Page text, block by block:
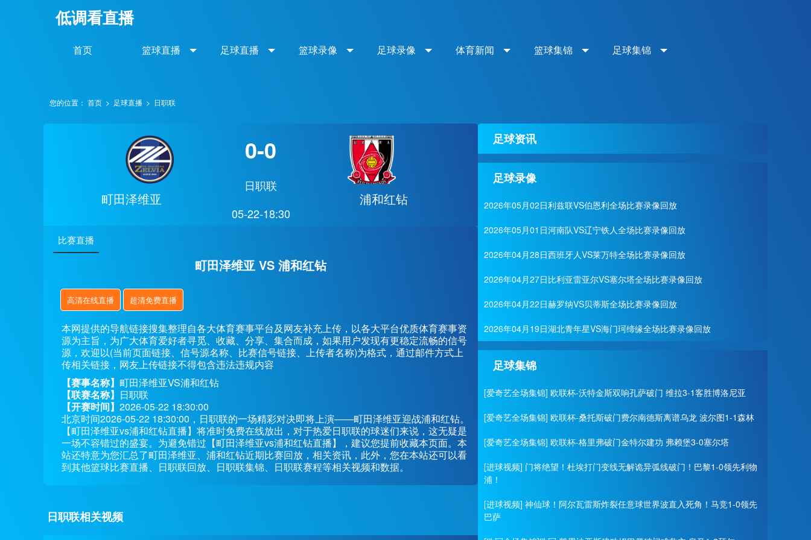
低调看直播
首页 篮球直播 足球直播 篮球录像 足球录像 体育新闻 篮球集锦 足球集锦
您的位置： 首页 > 足球直播 > 日职联
町田泽维亚
0-0
日职联
05-22-18:30
浦和红钻
比赛直播
町田泽维亚 VS 浦和红钻
高清在线直播 超清免费直播
本网提供的导航链接搜集整理自各大体育赛事平台及网友补充上传，以各大平台优质体育赛事资
源为主旨，为广大体育爱好者寻觅、收藏、分享、集合而成，如果用户发现有更稳定流畅的信号
源，欢迎以(当前页面链接、信号源名称、比赛信号链接、上传者名称)为格式，通过邮件方式上
传相关链接，网友上传链接不得包含违法违规内容
【赛事名称】 町田泽维亚VS浦和红钻
【联赛名称】 日职联
【开赛时间】 2026-05-22 18:30:00
北京时间2026-05-22 18:30:00，日职联的一场精彩对决即将上演——町田泽维亚迎战浦和红钻。
【町田泽维亚vs浦和红钻直播】将准时免费在线放出，对于热爱日职联的球迷们来说，这无疑是
一场不容错过的盛宴。为避免错过【町田泽维亚vs浦和红钻直播】，建议您提前收藏本页面。本
站还特意为您汇总了町田泽维亚、浦和红钻近期比赛回放，相关资讯，此外，您在本站还可以看
到其他篮球比赛直播、日职联回放、日职联集锦、日职联赛程等相关视频和数据。
日职联相关视频
足球资讯
足球录像
2026年05月02日利兹联VS伯恩利全场比赛录像回放
2026年05月01日河南队VS辽宁铁人全场比赛录像回放
2026年04月28日西班牙人VS莱万特全场比赛录像回放
2026年04月27日比利亚雷亚尔VS塞尔塔全场比赛录像回放
2026年04月22日赫罗纳VS贝蒂斯全场比赛录像回放
2026年04月19日湖北青年星VS海门珂缔缘全场比赛录像回放
足球集锦
[爱奇艺全场集锦] 欧联杯-沃特金斯双响孔萨破门 维拉3-1客胜博洛尼亚
[爱奇艺全场集锦] 欧联杯-桑托斯破门费尔南德斯离谱乌龙 波尔图1-1森林
[爱奇艺全场集锦] 欧联杯-格里弗破门金特尔建功 弗赖堡3-0塞尔塔
[进球视频] 门将绝望！杜埃打门变线无解诡异弧线破门！巴黎1-0领先利物
浦！
[进球视频] 神仙球！阿尔瓦雷斯炸裂任意球世界波直入死角！马竞1-0领先
巴萨